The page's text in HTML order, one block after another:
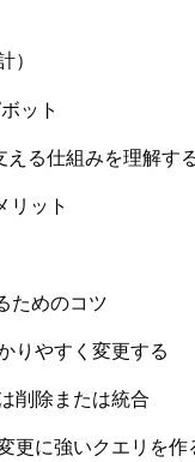
）
ット
える仕組みを理解す
リット
ためのコツ
りやすく変更する
削除または統合
更に強いクエリを作